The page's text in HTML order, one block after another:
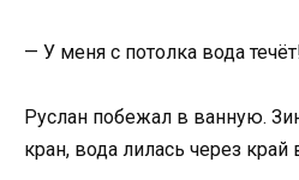
— У меня с потолка вода
Руслан побежал в ванную.
кран, вода лилась через край